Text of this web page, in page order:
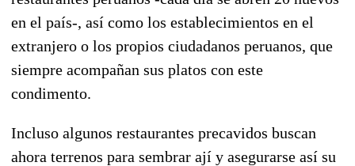
en el país-, así como los establecimientos en el
extranjero o los propios ciudadanos peruanos, que
siempre acompañan sus platos con este
condimento.
Incluso algunos restaurantes precavidos buscan
ahora terrenos para sembrar ají y asegurarse así su